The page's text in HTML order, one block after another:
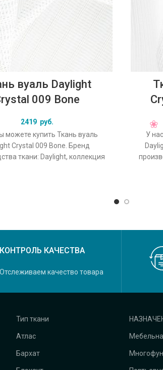
вуаль Daylight
009 Bone
2419 руб.
можете купить Ткань вуаль
Crystal 009 Bone. Бренд
ткани: Daylight, коллекция
У
КОНТРОЛЬ КАЧЕСТВА
Отслеживаем качество товара
Тип ткани
Атлас
Бархат